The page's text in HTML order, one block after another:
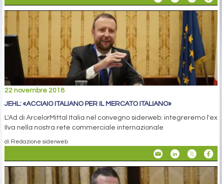
22 novembre 2018
JEHL: «ACCIAIO ITALIANO PER IL MERCATO ITALIANO»
L'Ad di ArcelorMittal Italia nel convegno siderweb: integreremo l'ex
Ilva nella nostra rete commerciale internazionale
di Redazione siderweb